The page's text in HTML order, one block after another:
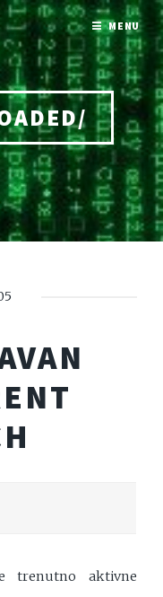
trenutno aktivne
MENU